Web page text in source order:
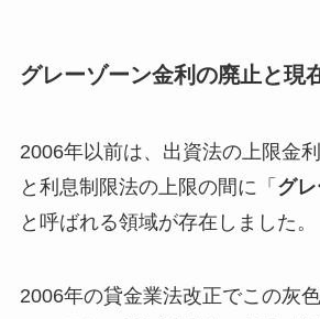
グレーゾーン金利の廃止と現
2006年以前は、出資法の上限金
と利息制限法の上限の間に「 グ
と呼ばれる領域が存在しました。
2006年の貸金業法改正でこの灰